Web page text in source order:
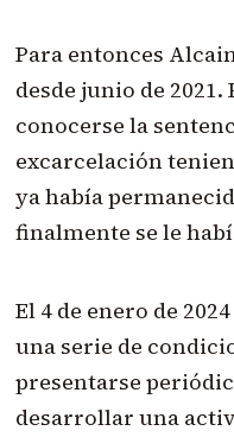
Para entonces
desde junio de 2021.
conocerse la
excarcelación
ya había
finalmente se le
El 4 de enero de
una serie de
presentarse
desarrollar una